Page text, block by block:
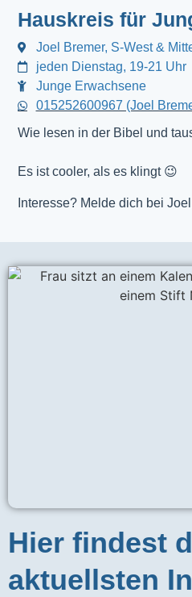
Hauskreis für
Joel Bremer, S-West &
jeden Dienstag, 19-21 Uhr
Junge Erwachsene
015252600967 (Joel
Wie lesen in der Bibel und
Es ist cooler, als es klingt 😉
Interesse? Melde dich bei
Hier findest
aktuellsten